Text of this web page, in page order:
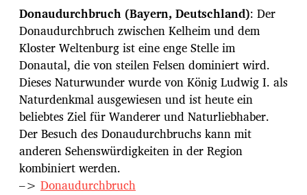
Donaudurchbruch (Bayern, Deutschland): Der
Donaudurchbruch zwischen Kelheim und dem
Kloster Weltenburg ist eine enge Stelle im
Donautal, die von steilen Felsen dominiert wird.
Dieses Naturwunder wurde von König Ludwig I. als
Naturdenkmal ausgewiesen und ist heute ein
beliebtes Ziel für Wanderer und Naturliebhaber.
Der Besuch des Donaudurchbruchs kann mit
anderen Sehenswürdigkeiten in der Region
kombiniert werden.
–> Donaudurchbruch